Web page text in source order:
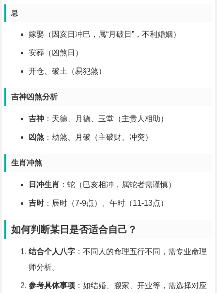
忌
嫁娶（因亥日冲巳，属“月破日”，不利婚姻）
安葬（凶煞日）
开仓、破土（易犯煞）
吉神凶煞分析
吉神：天德、月德、玉堂（主贵人相助）
凶煞：劫煞、月破（主破财、冲突）
生肖冲煞
日冲生肖 ：蛇（巳亥相冲，属蛇者需谨慎）
吉时：辰时（7-9点）、午时（11-13点）
如何判断某日是否适合自己？
结合个人八字：不同人的命理五行不同，需专业命理
师分析。
参考具体事项：如结婚、搬家、开业等，需选择对应